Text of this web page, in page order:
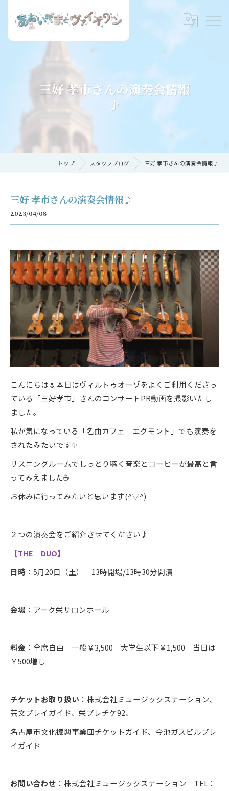
三好 孝市さんの演奏会情報
♪
トップ スタッフブログ 三好 孝市さんの演奏会情報♪
三好 孝市さんの演奏会情報♪
2023/04/08
こんにちは🌷本日はヴィルトゥオーゾをよくご利用くださっ
ている「三好孝市」さんのコンサートPR動画を撮影いたし
ました。
私が気になっている「名曲カフェ エグモント」でも演奏を
されたみたいです✨
リスニングルームでしっとり聴く音楽とコーヒーが最高と言
ってみえました☕
お休みに行ってみたいと思います(^▽^)
２つの演奏会をご紹介させてください♪
【THE DUO】
日時 ：5月20日（土） 13時開場/13時30分開演
会場 ：アーク栄サロンホール
料金 ：全席自由 一般￥3,500 大学生以下￥1,500 当日は
￥500増し
チケットお取り扱い ：株式会社ミュージックステーション、
芸文プレイガイド、栄プレチケ92、
名古屋市文化振興事業団チケットガイド、今池ガスビルプレ
イガイド
お問い合わせ ：株式会社ミュージックステーション TEL：